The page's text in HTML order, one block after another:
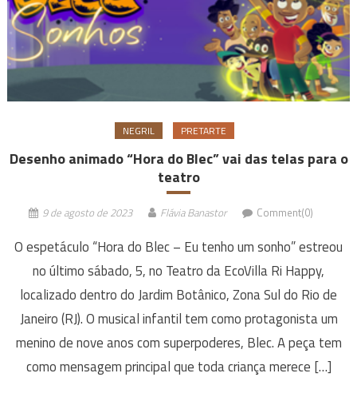
NEGRIL PRETARTE
Desenho animado “Hora do Blec” vai das telas para o
teatro
9 de agosto de 2023 Flávia Banastor Comment(0)
O espetáculo “Hora do Blec – Eu tenho um sonho” estreou
no último sábado, 5, no Teatro da EcoVilla Ri Happy,
localizado dentro do Jardim Botânico, Zona Sul do Rio de
Janeiro (RJ). O musical infantil tem como protagonista um
menino de nove anos com superpoderes, Blec. A peça tem
como mensagem principal que toda criança merece […]